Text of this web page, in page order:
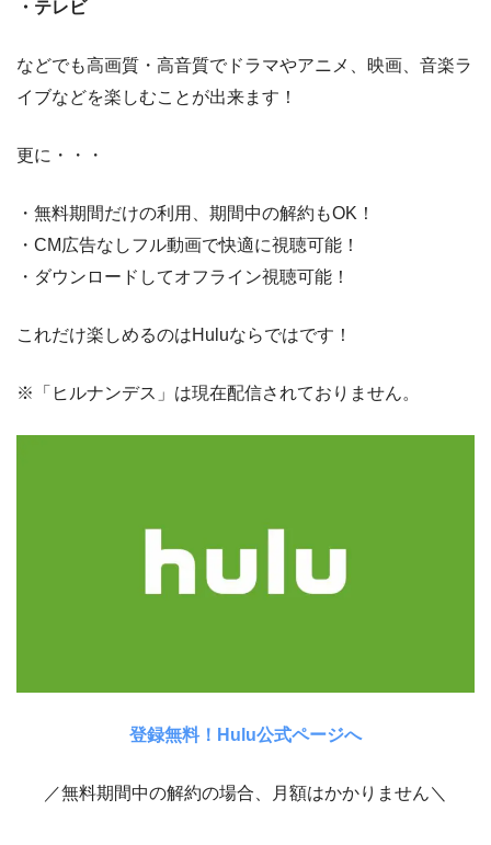
・テレビ
などでも高画質・高音質でドラマやアニメ、映画、音楽ラ
イブなどを楽しむことが出来ます！
更に・・・
・無料期間だけの利用、期間中の解約もOK！
・CM広告なしフル動画で快適に視聴可能！
・ダウンロードしてオフライン視聴可能！
これだけ楽しめるのはHuluならではです！
※「ヒルナンデス」は現在配信されておりません。
登録無料！Hulu公式ページへ
／無料期間中の解約の場合、月額はかかりません＼